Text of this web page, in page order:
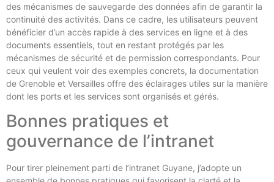
des mécanismes de sauvegarde des données afin de garantir la
continuité des activités. Dans ce cadre, les utilisateurs peuvent
bénéficier d’un accès rapide à des services en ligne et à des
documents essentiels, tout en restant protégés par les
mécanismes de sécurité et de permission correspondants. Pour
ceux qui veulent voir des exemples concrets, la documentation
de Grenoble et Versailles offre des éclairages utiles sur la manière
dont les ports et les services sont organisés et gérés.
Bonnes pratiques et
gouvernance de l’intranet
Pour tirer pleinement parti de l’intranet Guyane, j’adopte un